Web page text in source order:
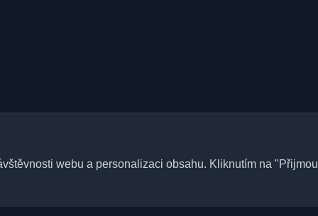
webu a personalizaci obsahu. Kliknutím na